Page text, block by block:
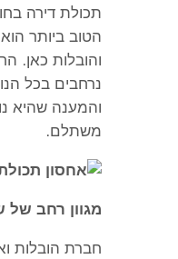
תכולת דירה
הטוב ביותר
והובלות כאן.
נרחבים בכל
והמענה שהיא
משתלם.
מגוון רחב של
חברת הובלות